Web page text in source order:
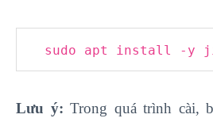
sudo apt install -y
Lưu ý: Trong quá trình cài,